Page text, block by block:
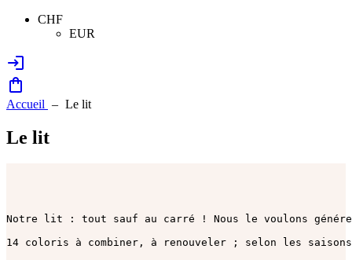
CHF
EUR
Accueil Le lit
Le lit
Notre lit : tout sauf au carré ! Nous le voulons
14 coloris à combiner, à renouveler ; selon les